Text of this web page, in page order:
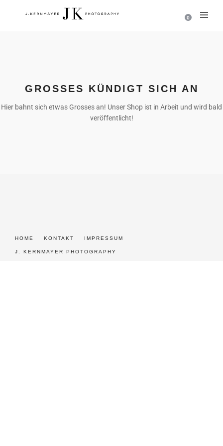
0
GROSSES KÜNDIGT SICH AN
Hier bahnt sich etwas Grosses an! Unser Shop ist in Arbeit und wird bald
veröffentlicht!
HOME KONTAKT IMPRESSUM
J. KERNMAYER PHOTOGRAPHY